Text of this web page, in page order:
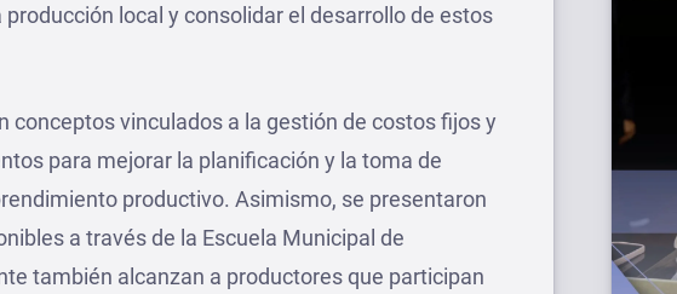
local y consolidar el desarrollo de estos
conceptos vinculados a la gestión de costos fijos y
para mejorar la planificación y la toma de
productivo. Asimismo, se presentaron
a través de la Escuela Municipal de
también alcanzan a productores que participan